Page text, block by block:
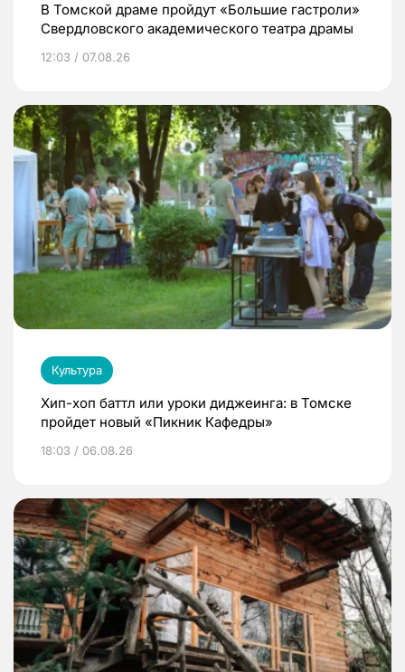
В Томской драме пройдут «Большие гастроли»
Свердловского академического театра драмы
12:03 / 07.08.26
Культура
Хип-хоп баттл или уроки диджеинга: в Томске
пройдет новый «Пикник Кафедры»
18:03 / 06.08.26